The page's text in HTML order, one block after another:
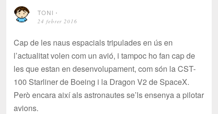
TONI ⋅
24 febrer 2016
Cap de les naus espacials tripulades en ús en
l’actualitat volen com un avió, i tampoc ho fan cap de
les que estan en desenvolupament, com són la CST-
100 Starliner de Boeing i la Dragon V2 de SpaceX.
Però encara així als astronautes se’ls ensenya a pilotar
avions.